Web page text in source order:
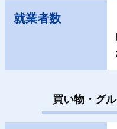
就業者数
買い物・グ